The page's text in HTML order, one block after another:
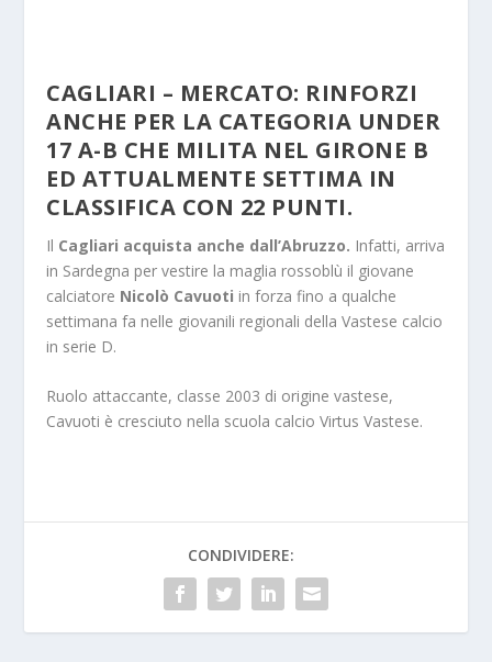
CAGLIARI – MERCATO: RINFORZI
ANCHE PER LA CATEGORIA UNDER
17 A-B CHE MILITA NEL GIRONE B
ED ATTUALMENTE SETTIMA IN
CLASSIFICA CON 22 PUNTI.
Il Cagliari acquista anche dall’Abruzzo. Infatti, arriva
in Sardegna per vestire la maglia rossoblù il giovane
calciatore Nicolò Cavuoti in forza fino a qualche
settimana fa nelle giovanili regionali della Vastese calcio
in serie D.
Ruolo attaccante, classe 2003 di origine vastese,
Cavuoti è cresciuto nella scuola calcio Virtus Vastese.
CONDIVIDERE: